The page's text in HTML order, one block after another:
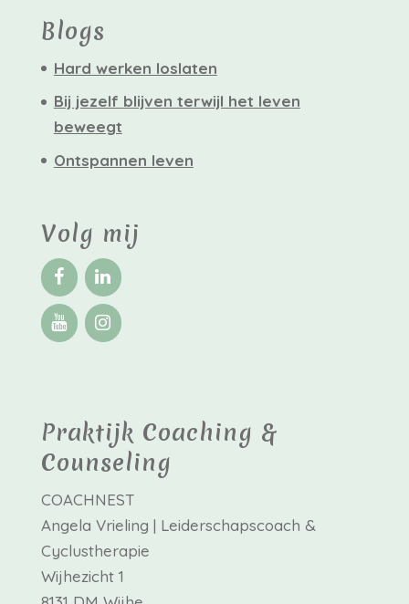
Blogs
Hard werken loslaten
Bij jezelf blijven terwijl het leven
beweegt
Ontspannen leven
Volg mij
Praktijk Coaching &
Counseling
COACHNEST
Angela Vrieling | Leiderschapscoach &
Cyclustherapie
Wijhezicht 1